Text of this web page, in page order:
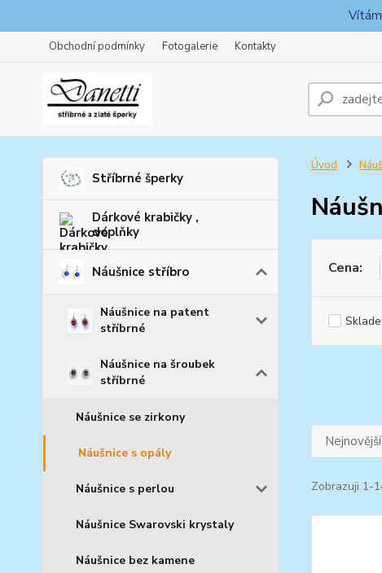
Obchodní podmínky Fotogalerie Kontakty
Stříbrné šperky
Dárkové krabičky ,
doplňky
Náušnice stříbro
Náušnice na patent
stříbrné
Náušnice na šroubek
stříbrné
Náušnice se zirkony
Náušnice s opály
Náušnice s perlou
Náušnice Swarovski krystaly
Náušnice bez kamene
Úvod
Cena:
Nejnovější
Zobrazuji 1-